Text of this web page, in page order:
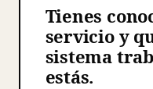
Tienes
servicio y
sistema
estás.